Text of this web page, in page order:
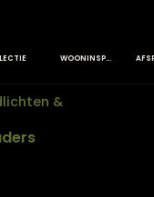
&